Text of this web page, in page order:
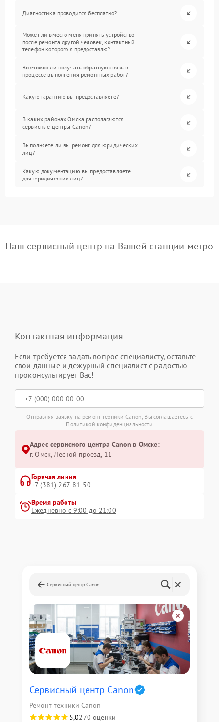
Диагностика проводится бесплатно?
Может ли вместо меня принять устройство
после ремонта другой человек, контактный
телефон которого я предоставлю?
Возможно ли получать обратную связь в
процессе выполнения ремонтных работ?
Какую гарантию вы предоставляете?
В каких районах Омска располагаются
сервисные центры Canon?
Выполняете ли вы ремонт для юридических
лиц?
Какую документацию вы предоставляете
для юридических лиц?
Наш сервисный центр на Вашей станции метро
Контактная информация
Если требуется задать вопрос специалисту, оставьте
свои данные и дежурный специалист с радостью
проконсультирует Вас!
Отправляя заявку на ремонт техники Canon, Вы соглашаетесь с
Политикой конфиденциальности
Адрес сервисного центра Canon в Омске:
г. Омск, ​Лесной проезд, 11
Горячая линия
+7 (381) 267-81-50
Время работы
Ежедневно с 9:00 до 21:00
Сервисный центр Canon
Сервисный центр Canon
Ремонт техники Canon
5,0270 оценки